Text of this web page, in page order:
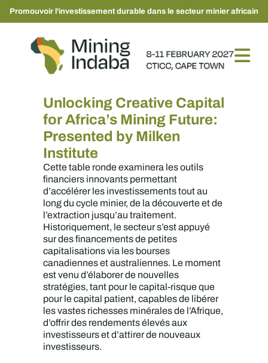
Promouvoir l'investissement durable dans le secteur minier africain
Unlocking Creative Capital
for Africa’s Mining Future:
Presented by Milken
Institute
Cette table ronde examinera les outils
financiers innovants permettant
d’accélérer les investissements tout au
long du cycle minier, de la découverte et de
l’extraction jusqu’au traitement.
Historiquement, le secteur s’est appuyé
sur des financements de petites
capitalisations via les bourses
canadiennes et australiennes. Le moment
est venu d’élaborer de nouvelles
stratégies, tant pour le capital-risque que
pour le capital patient, capables de libérer
les vastes richesses minérales de l’Afrique,
d’offrir des rendements élevés aux
investisseurs et d’attirer de nouveaux
investisseurs.